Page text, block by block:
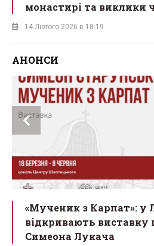
монастирі та виклики
14 Лютого 2026 в 18:19
АНОНСИ
«Мученик з Карпат»: у
відкривають виставку
Симеона Лукача